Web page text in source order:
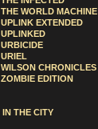
WORLD MACHINE
EXTENDED
CHRONICLES
EDITION
THE CITY